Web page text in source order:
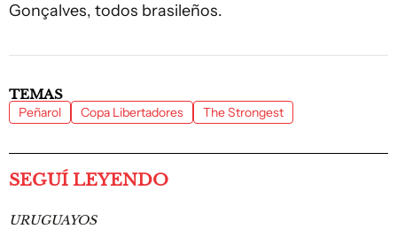
Gonçalves, todos brasileños.
TEMAS
Peñarol Copa Libertadores The Strongest
SEGUÍ LEYENDO
URUGUAYOS